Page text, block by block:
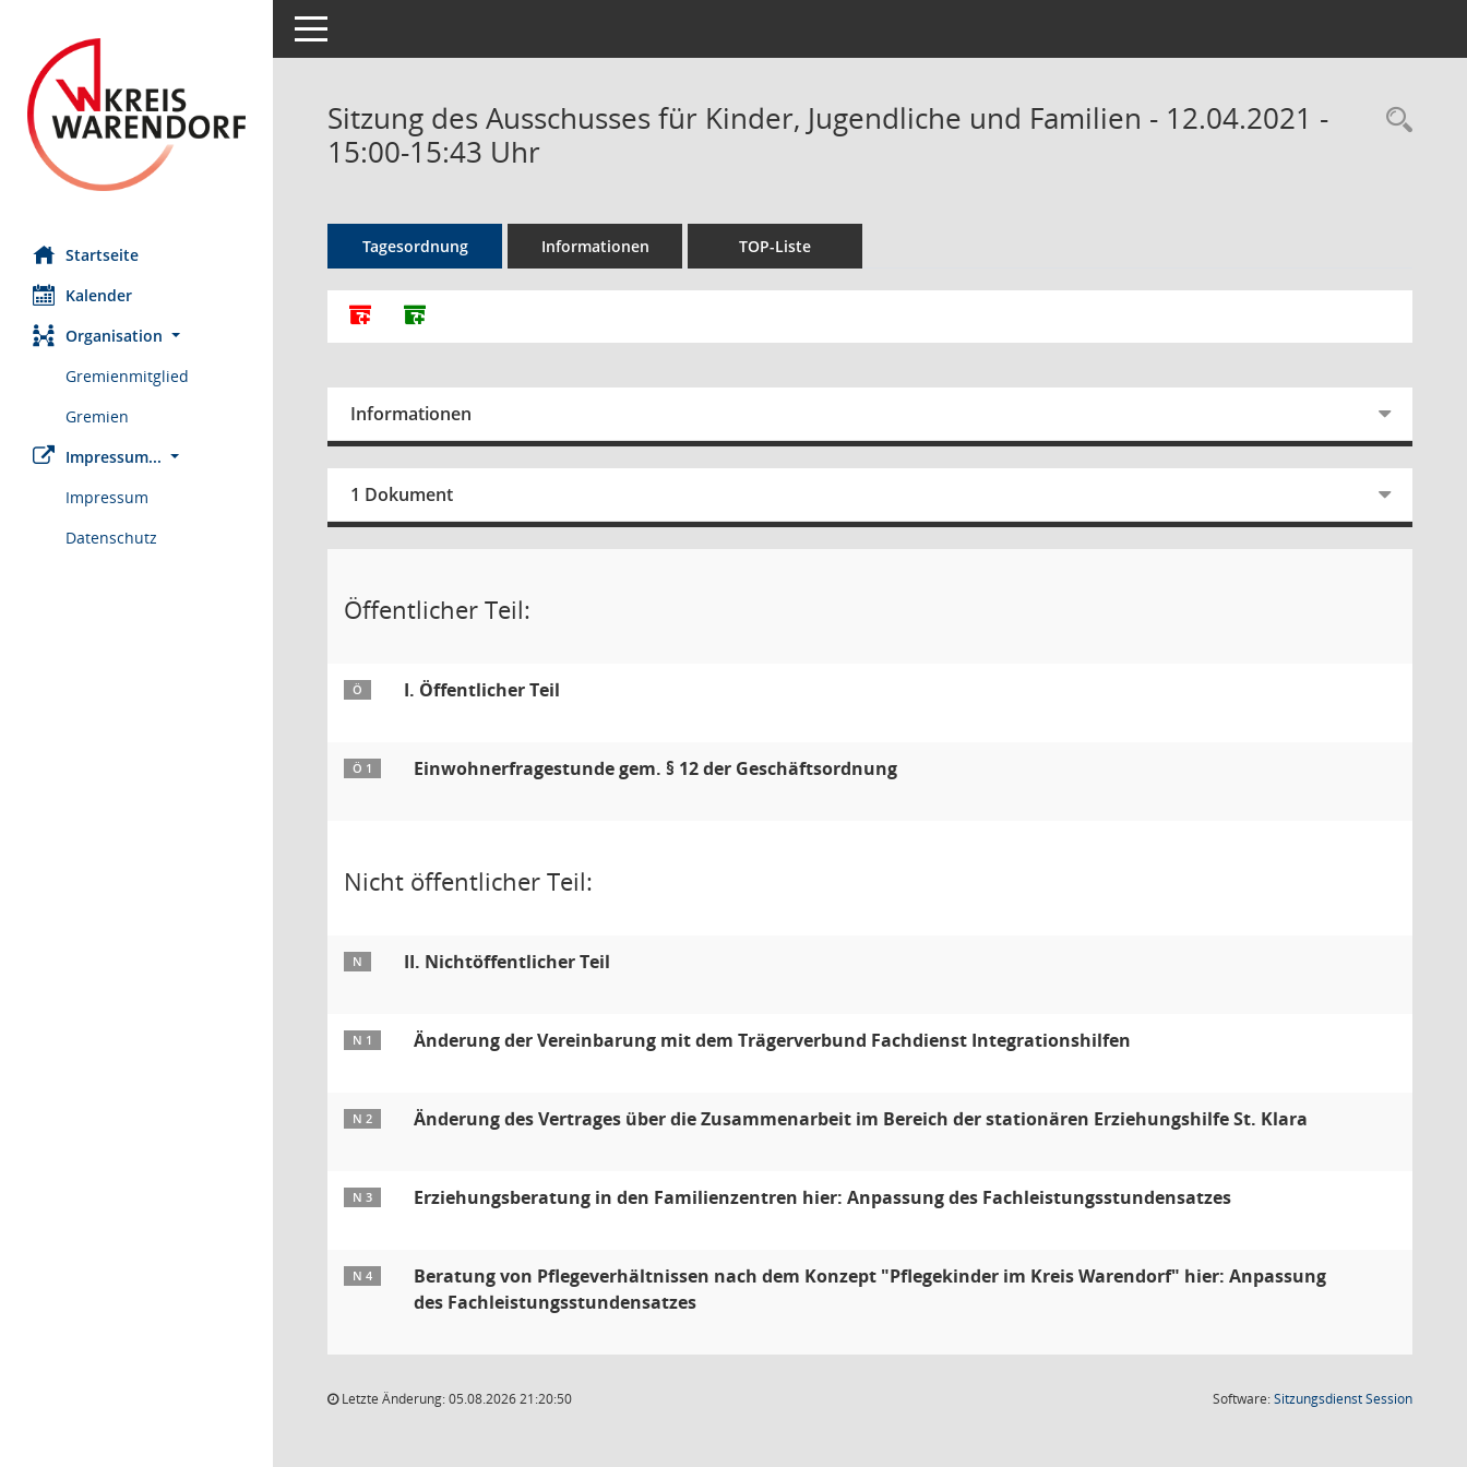
Startseite
Kalender
Organisation
Gremienmitglied
Gremien
Impressum...
Impressum
Datenschutz
Toggle navigation
Sitzung des Ausschusses für Kinder, Jugendliche und Familien - 12.04.2021 -
15:00-15:43 Uhr
Tagesordnung Informationen TOP-Liste
Alle Dokumente zu dieser Sitzung zusammenfassen
Dokumente ohne Anlagen zusammenfassen
Informationen
1 Dokument
Öffentlicher Teil:
Ö I. Öffentlicher Teil
Ö 1 Einwohnerfragestunde gem. § 12 der Geschäftsordnung
Nicht öffentlicher Teil:
N II. Nichtöffentlicher Teil
N 1 Änderung der Vereinbarung mit dem Trägerverbund Fachdienst Integrationshilfen
N 2 Änderung des Vertrages über die Zusammenarbeit im Bereich der stationären Erziehungshilfe St. Klara
N 3 Erziehungsberatung in den Familienzentren hier: Anpassung des Fachleistungsstundensatzes
N 4
Beratung von Pflegeverhältnissen nach dem Konzept "Pflegekinder im Kreis Warendorf" hier: Anpassung
des Fachleistungsstundensatzes
Letzte Änderung: 05.08.2026 21:20:50 Software:SitzungsdienstSession(Wird in